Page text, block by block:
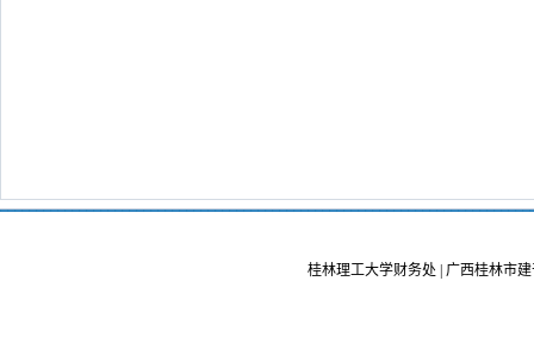
桂林理工大学财务处 | 广西桂林市建